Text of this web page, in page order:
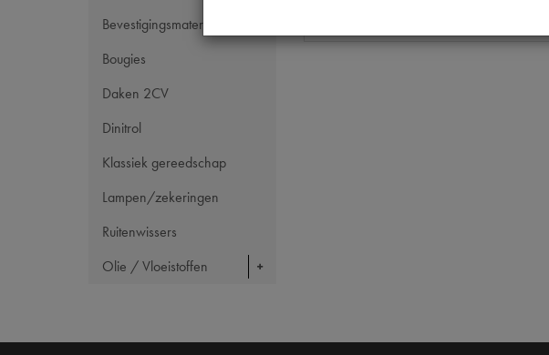
Bevestigingsmateriaal
Bougies
Daken 2CV
Dinitrol
Klassiek gereedschap
Lampen/zekeringen
Ruitenwissers
Olie / Vloeistoffen